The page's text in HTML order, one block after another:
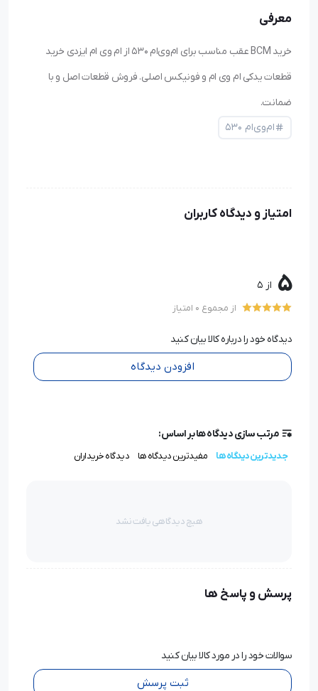
معرفی
خرید BCM عقب مناسب برای ام‌وی‌ام ۵۳۰ از ام وی ام ایزدی خرید
قطعات یدکی ام وی ام و فونیکس اصلی. فروش قطعات اصل و با
ضمانت.
ام‌وی‌ام ۵۳۰
امتیاز و دیدگاه کاربران
5 از 5
از مجموع 0 امتیاز
دیدگاه خود را درباره کالا بیان کنید
افزودن دیدگاه
مرتب سازی دیدگاه ها بر اساس:
جدیدترین دیدگاه ها مفیدترین دیدگاه ها دیدگاه خریداران
هیچ دیدگاهی یافت نشد
پرسش و پاسخ ها
سوالات خود را در مورد کالا بیان کنید
ثبت پرسش